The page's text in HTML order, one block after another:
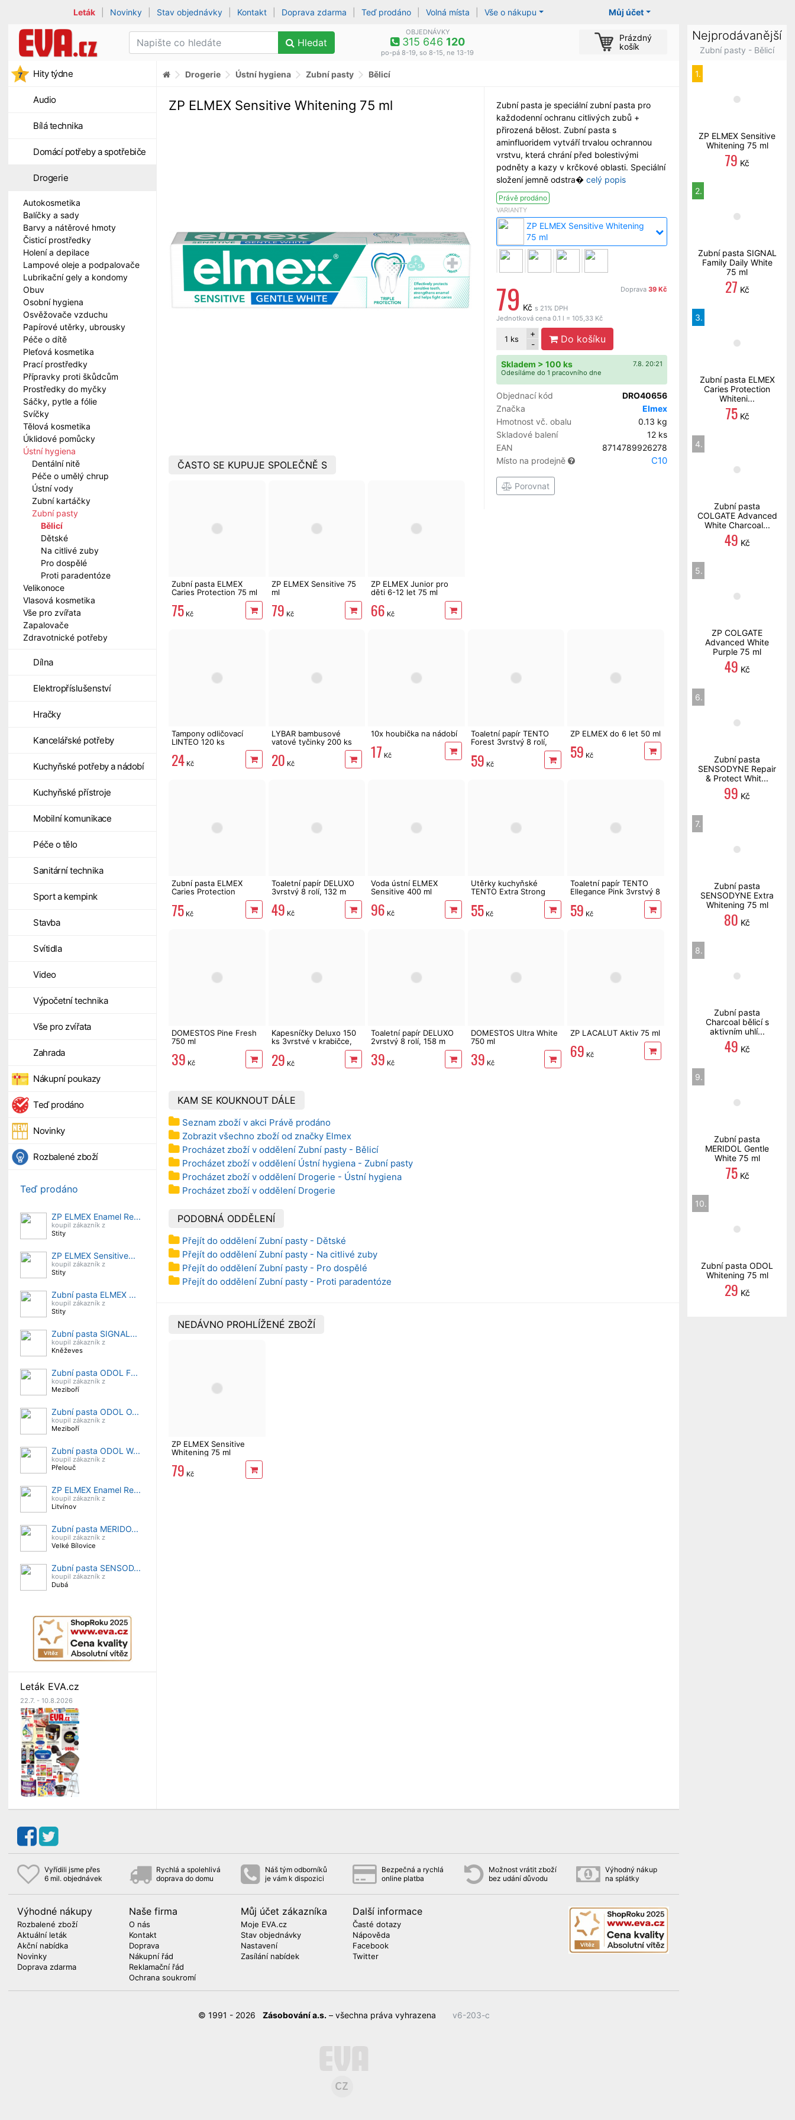
Můj účet
Leták Novinky Stav objednávky Kontakt Doprava zdarma Teď prodáno Volná místa Vše o nákupu
Hledat
OBJEDNÁVKY
315 646 120
po-pá 8-19, so 8-15, ne 13-19
Prázdný
košík
Hity týdne
Audio
Bílá technika
Domácí potřeby a spotřebiče
Drogerie
Autokosmetika
Balíčky a sady
Barvy a nátěrové hmoty
Čisticí prostředky
Holení a depilace
Lampové oleje a podpalovače
Lubrikační gely a kondomy
Obuv
Osobní hygiena
Osvěžovače vzduchu
Papírové utěrky, ubrousky
Péče o dítě
Pleťová kosmetika
Prací prostředky
Přípravky proti škůdcům
Prostředky do myčky
Sáčky, pytle a fólie
Svíčky
Tělová kosmetika
Úklidové pomůcky
Ústní hygiena
Dentální nitě
Péče o umělý chrup
Ústní vody
Zubní kartáčky
Zubní pasty
Bělicí
Dětské
Na citlivé zuby
Pro dospělé
Proti paradentóze
Velikonoce
Vlasová kosmetika
Vše pro zvířata
Zapalovače
Zdravotnické potřeby
Dílna
Elektropříslušenství
Hračky
Kancelářské potřeby
Kuchyňské potřeby a nádobí
Kuchyňské přístroje
Mobilní komunikace
Péče o tělo
Sanitární technika
Sport a kempink
Stavba
Svítidla
Video
Výpočetní technika
Vše pro zvířata
Zahrada
Nákupní poukazy
Teď prodáno
Novinky
Rozbalené zboží
Teď prodáno
ZP ELMEX Enamel Re...
koupil zákazník z
Stity
ZP ELMEX Sensitive...
koupil zákazník z
Stity
Zubní pasta ELMEX ...
koupil zákazník z
Stity
Zubní pasta SIGNAL...
koupil zákazník z
Kněževes
Zubní pasta ODOL F...
koupil zákazník z
Meziboří
Zubní pasta ODOL O...
koupil zákazník z
Meziboří
Zubní pasta ODOL W...
koupil zákazník z
Přelouč
ZP ELMEX Enamel Re...
koupil zákazník z
Litvínov
Zubní pasta MERIDO...
koupil zákazník z
Velké Bílovice
Zubní pasta SENSOD...
koupil zákazník z
Dubá
Leták EVA.cz
22.7. - 10.8.2026
Drogerie Ústní hygiena Zubní pasty Bělicí
Zubní pasta je speciální zubní pasta pro
každodenní ochranu citlivých zubů +
přirozená bělost. Zubní pasta s
aminfluoridem vytváří trvalou ochrannou
vrstvu, která chrání před bolestivými
podněty a kazy v krčkové oblasti. Speciální
složení jemně odstra� celý popis
Právě prodáno
VARIANTY
ZP ELMEX Sensitive Whitening
75 ml
Doprava 39 Kč
79 Kč s 21% DPH
Jednotková cena 0.1 l = 105,33 Kč
1 ks
+
-
Do košíku
7.8. 20:21
Skladem > 100 ks
Odesíláme do 1 pracovního dne
Objednací kód
DRO40656
Značka
Elmex
Hmotnost vč. obalu
0.13 kg
Skladové balení
12 ks
EAN
8714789926278
Místo na prodejně
C10
Porovnat
ZP ELMEX Sensitive Whitening 75 ml
ČASTO SE KUPUJE SPOLEČNĚ S
Zubní pasta ELMEX
Caries Protection 75 ml
75 Kč
ZP ELMEX Sensitive 75
ml
79 Kč
ZP ELMEX Junior pro
děti 6-12 let 75 ml
66 Kč
Tampony odličovací
LINTEO 120 ks
24 Kč
LYBAR bambusové
vatové tyčinky 200 ks
20 Kč
10x houbička na nádobí
17 Kč
Toaletní papír TENTO
Forest 3vrstvý 8 rolí,
59 Kč
ZP ELMEX do 6 let 50 ml
59 Kč
Zubní pasta ELMEX
Caries Protection
75 Kč
Toaletní papír DELUXO
3vrstvý 8 rolí, 132 m
49 Kč
Voda ústní ELMEX
Sensitive 400 ml
96 Kč
Utěrky kuchyňské
TENTO Extra Strong
3vrstvé, 2 role, 34 m
55Kč
Toaletní papír TENTO
Ellegance Pink 3vrstvý 8
59 Kč
DOMESTOS Pine Fresh
750 ml
39 Kč
Kapesníčky Deluxo 150
ks 3vrstvé v krabičce,
29 Kč
Toaletní papír DELUXO
2vrstvý 8 rolí, 158 m
39 Kč
DOMESTOS Ultra White
750 ml
39 Kč
ZP LACALUT Aktiv 75 ml
69 Kč
KAM SE KOUKNOUT DÁLE
Seznam zboží v akci Právě prodáno
Zobrazit všechno zboží od značky Elmex
Procházet zboží v oddělení Zubní pasty - Bělicí
Procházet zboží v oddělení Ústní hygiena - Zubní pasty
Procházet zboží v oddělení Drogerie - Ústní hygiena
Procházet zboží v oddělení Drogerie
PODOBNÁ ODDĚLENÍ
Přejít do oddělení Zubní pasty - Dětské
Přejít do oddělení Zubní pasty - Na citlivé zuby
Přejít do oddělení Zubní pasty - Pro dospělé
Přejít do oddělení Zubní pasty - Proti paradentóze
NEDÁVNO PROHLÍŽENÉ ZBOŽÍ
ZP ELMEX Sensitive
Whitening 75 ml
79 Kč
Vyřídili jsme přes
6 mil. objednávek
Rychlá a spolehlivá
doprava do domu
Náš tým odborníků
je vám k dispozici
Bezpečná a rychlá
online platba
Možnost vrátit zboží
bez udání důvodu
Výhodný nákup
na splátky
Výhodné nákupy
Rozbalené zboží
Aktuální leták
Akční nabídka
Novinky
Doprava zdarma
Naše firma
O nás
Kontakt
Doprava
Nákupní řád
Reklamační řád
Ochrana soukromí
Můj účet zákazníka
Moje EVA.cz
Stav objednávky
Nastavení
Zasílání nabídek
Další informace
Časté dotazy
Nápověda
Facebook
Twitter
© 1991 - 2026 Zásobování a.s. – všechna práva vyhrazena v6-203-c
Nejprodávanější
Zubní pasty - Bělicí
1.
ZP ELMEX Sensitive
Whitening 75 ml
79 Kč
2.
Zubní pasta SIGNAL
Family Daily White
75 ml
27 Kč
3.
Zubní pasta ELMEX
Caries Protection
Whiteni...
75Kč
4.
Zubní pasta
COLGATE Advanced
White Charcoal...
49 Kč
5.
ZP COLGATE
Advanced White
Purple 75 ml
49 Kč
6.
Zubní pasta
SENSODYNE Repair
& Protect Whit...
99 Kč
7.
Zubní pasta
SENSODYNE Extra
Whitening 75 ml
80 Kč
8.
Zubní pasta
Charcoal bělicí s
aktivním uhlí...
49 Kč
9.
Zubní pasta
MERIDOL Gentle
White 75 ml
75Kč
10.
Zubní pasta ODOL
Whitening 75 ml
29 Kč